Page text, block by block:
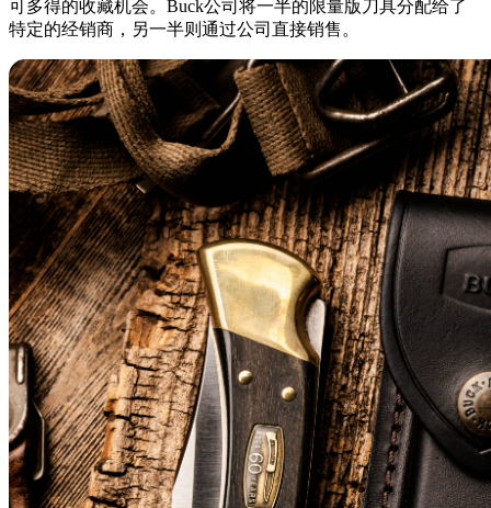
可多得的收藏机会。Buck公司将一半的限量版刀具分配给了
特定的经销商，另一半则通过公司直接销售。